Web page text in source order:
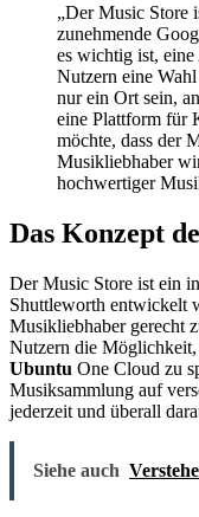
„Der Music Store
zunehmende
es wichtig ist,
Nutzern eine
nur ein Ort sein,
eine Plattform für
möchte, dass der
Musikliebhaber
hochwertiger
Das Konzept
Der Music Store ist ein
Shuttleworth entwickelt
Musikliebhaber gerecht
Nutzern die
Ubuntu One Cloud zu
Musiksammlung auf
jederzeit und überall
Siehe auch